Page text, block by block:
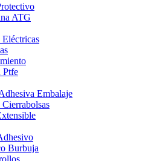
ATG
Eléctricas
Ptfe
Embalaje
Cierrabolsas
Burbuja